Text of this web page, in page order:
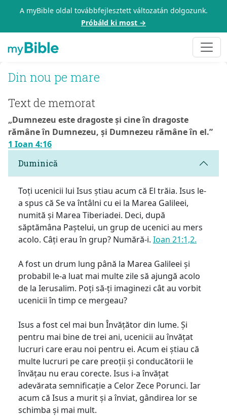
A myBible oldal továbbfejlesztett változatán dolgozunk.
Próbáld ki most →
Din nou pe mare
Text de memorat
„Dumnezeu este dragoste și cine în dragoste
rămâne în Dumnezeu, și Dumnezeu rămâne în el.”
1 Ioan 4:16
Duminică
Toți ucenicii lui Isus știau acum că El trăia. Isus le-
a spus că Se va întâlni cu ei la Marea Galileei,
numită și Marea Tiberiadei. Deci, după
săptămâna Paștelui, un grup de ucenici au mers
acolo. Câți erau în grup? Numără-i. Ioan 21:1,2.
A fost un drum lung până la Marea Galileei și
probabil le-a luat mai multe zile să ajungă acolo
de la Ierusalim. Poți să-ți imaginezi cât au vorbit
ucenicii în timp ce mergeau?
Isus a fost cel mai bun Învățător din lume. Și
pentru mai bine de trei ani, ucenicii au învățat
lucruri care erau noi pentru ei. Acum ei știau că
multe lucruri pe care preoții și conducătorii le
învățau nu erau corecte. Isus i-a învățat
adevărata semnificație a Celor Zece Porunci. Iar
acum că Isus a murit și a înviat, gândirea lor se
schimba și mai mult.